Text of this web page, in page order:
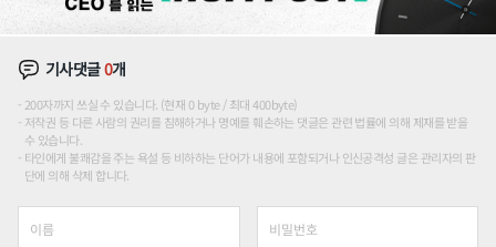
기사댓글0개
200자까지 쓰실 수 있습니다. (현재 0 byte / 최대 400byte)
저작권 등 다른 사람의 권리를 침해하거나 명예를 훼손하는 댓글은 관련 법률에 의해 제재를 받을
수 있습니다.
타인에게 불쾌감을 주는 욕설 등 비하하는 단어가 내용에 포함되거나 인신공격성 글은 관리자의 판
단에 의해 삭제 합니다.